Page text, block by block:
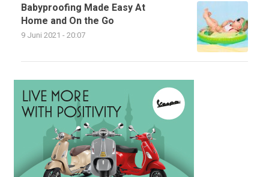
Babyproofing Made Easy At
Home and On the Go
9 Juni 2021 - 20:07